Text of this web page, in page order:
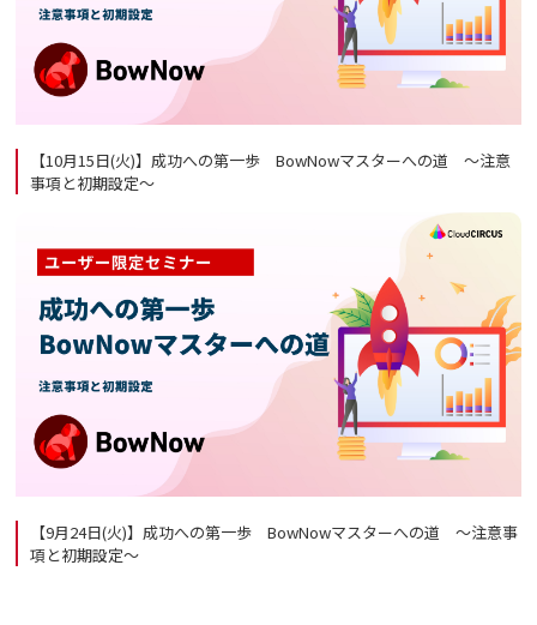
【10月15日(火)】成功への第一歩 BowNowマスターへの道 ～注意
事項と初期設定～
【9月24日(火)】成功への第一歩 BowNowマスターへの道 ～注意事
項と初期設定～